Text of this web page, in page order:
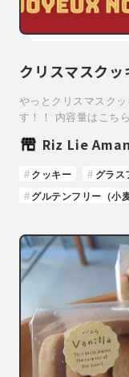
クリスマスクッ
やっとクリスマスク
す！！ 内容量はこち
Riz Lie
クッキー
グラス
グルテンフリー（小